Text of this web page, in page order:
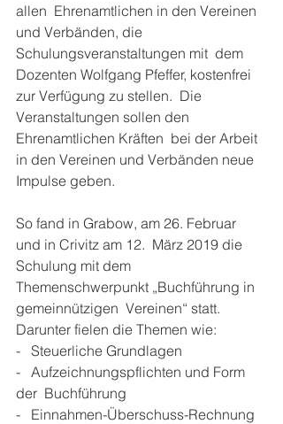
allen  Ehrenamtlichen in den Vereinen
und Verbänden, die
Schulungsveranstaltungen mit  dem
Dozenten Wolfgang Pfeffer, kostenfrei
zur Verfügung zu stellen.  Die
Veranstaltungen sollen den
Ehrenamtlichen Kräften  bei der Arbeit
in den Vereinen und Verbänden neue
Impulse geben.
So fand in Grabow, am 26. Februar
und in Crivitz am 12.  März 2019 die
Schulung mit dem
Themenschwerpunkt „Buchführung in
gemeinnützigen  Vereinen“ statt.
Darunter fielen die Themen wie:
-   Steuerliche Grundlagen
-   Aufzeichnungspflichten und Form
der  Buchführung
-   Einnahmen-Überschuss-Rechnung